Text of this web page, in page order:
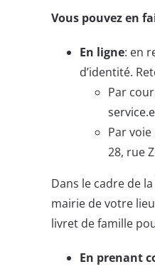
Vous pouvez en
En ligne: en
d’identité.
Par
Par
28, rue
Dans le cadre de
mairie de votre
livret de famille
En prenant